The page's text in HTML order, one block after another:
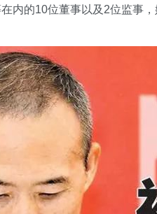
内的10位董事以及2位监事